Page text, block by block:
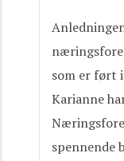
som er ført
Karianne
spennende